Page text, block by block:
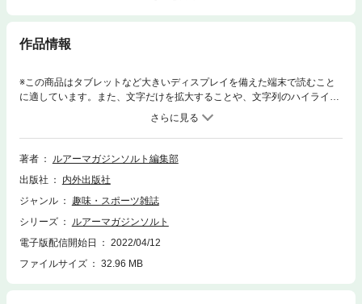
作品情報
※この商品はタブレットなど大きいディスプレイを備えた端末で読むこと
に適しています。また、文字だけを拡大することや、文字列のハイライ
ト、検索、辞書の参照、引用などの機能が使用できません。ルアーマガジ
ンソルト2018年12月号【CONTENTS】Feature:エギング・ショア青物ア
ウェイの洗礼落鮎地獄端境期の東北シーバス。壊れゆく確信のストラテジ
ー第29回 嶋田仁正in米代川［秋田県］熟練者×新世代異色コラボからシ
間昌和in阿賀野川［新潟県］風裏探しの出雲旅秋丸美帆☓彼方茜香in出雲
（島根県）Over500g対応＆風対策重見典宏の秋イカ攻略プログレスin長崎
ップ＆表層プラッギングで楽しむ圧巻の水面ファイト!!三大ショア青物釣
り分け撃テク！赤木光広in隠岐［島根県］広範囲サーチで狙うサーフ青物
テクニック堀田光哉in上越サーフ［新潟県］アジング王バトル［2ndシー
ズン］外伝八者八様ノ超絶技巧第01戦木村壮大vs藤原真一郎第02戦渡邉長
著者
ルアーマガジンソルト編集部
出版社
内外出版社
ジャンル
趣味・スポーツ雑誌
シリーズ
ルアーマガジンソルト
電子版配信開始日
2022/04/12
ファイルサイズ
32.96 MB